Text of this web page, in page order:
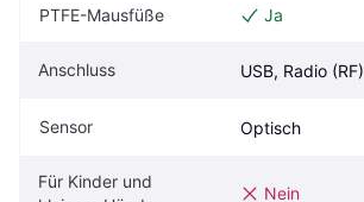
PTFE-Mausfüße Ja
Anschluss USB, Radio (RF)
Sensor Optisch
Für Kinder und
Nein